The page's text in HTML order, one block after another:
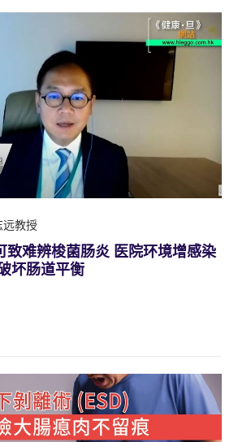
远教授
致难辨梭菌肠炎 医院环境增感染
坏肠道平衡